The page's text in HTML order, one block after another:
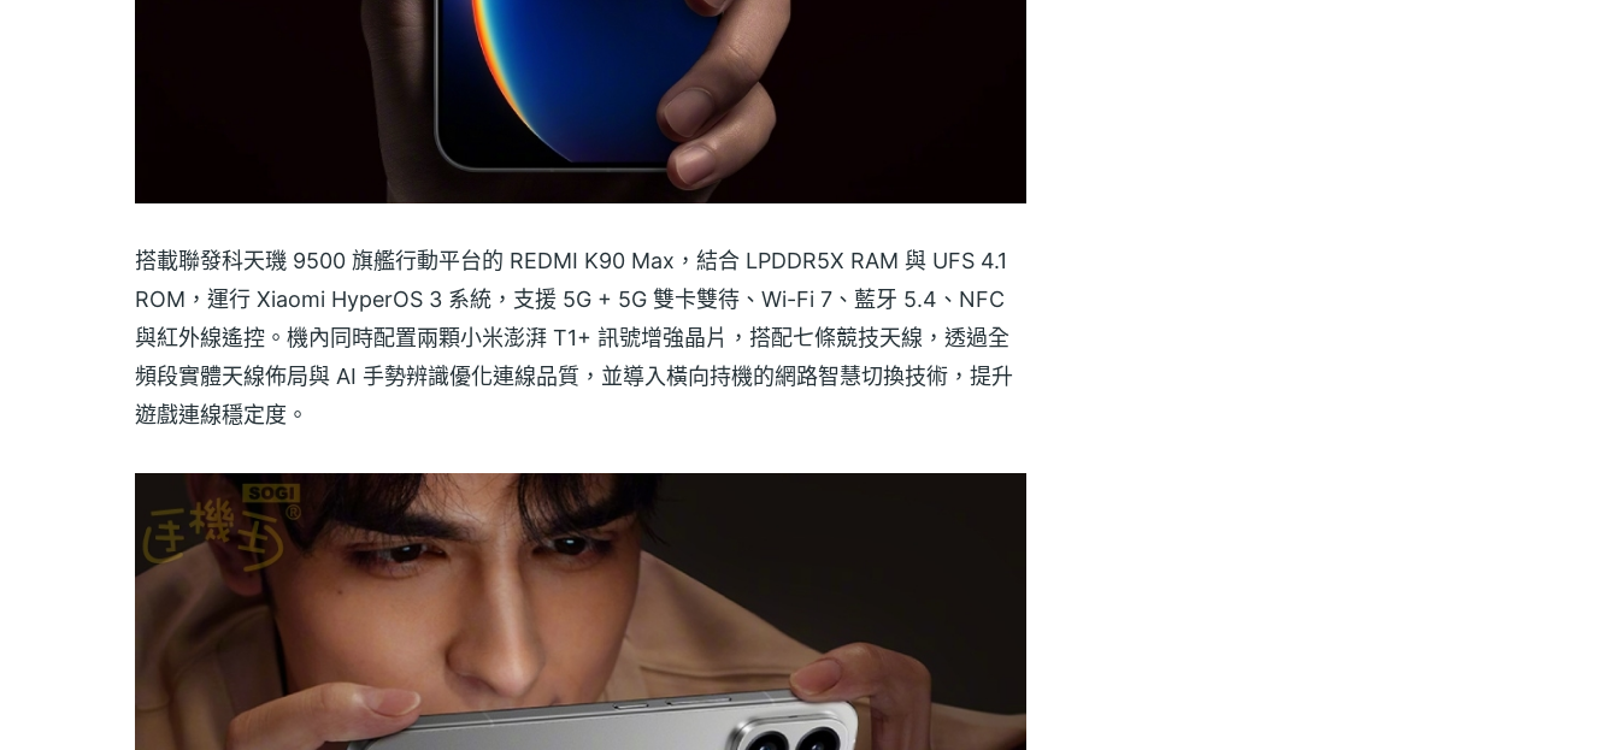
搭載聯發科天璣 9500 旗艦行動平台的 REDMI K90 Max，結合 LPDDR5X RAM 與 UFS 4.1
ROM，運行 Xiaomi HyperOS 3 系統，支援 5G + 5G 雙卡雙待、Wi-Fi 7、藍牙 5.4、NFC
與紅外線遙控。機內同時配置兩顆小米澎湃 T1+ 訊號增強晶片，搭配七條競技天線，透過全
頻段實體天線佈局與 AI 手勢辨識優化連線品質，並導入橫向持機的網路智慧切換技術，提升
遊戲連線穩定度。